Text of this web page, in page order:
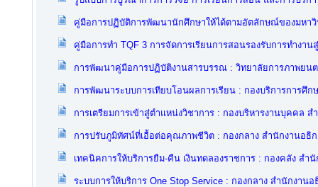
คู่มือการปฏิบัติการพัฒนานักศึกษาให้ได้ตามอัตลักษณ์ของมหา
คู่มือการทำ TQF 3 การจัดการเรียนการสอนรองรับการทำงา
การพัฒนาคู่มือการปฏิบัติงานสารบรรณ : วิทยาลัยการภาพยน
การพัฒนาระบบการเทียบโอนผลการเรียน : กองบริการการศึก
การเตรียมการเข้าสู่ตำแหน่งวิชาการ : กองบริหารงานบุคคล ส
การปรับภูมิทัศน์ที่เอื้อต่อคุณภาพชีวิต : กองกลาง สำนักงานอธิ
เทคนิคการให้บริการยืม-คืน เงินทดลองราชการ : กองคลัง สำ
ระบบการให้บริการ One Stop Service : กองกลาง สำนักงานอ